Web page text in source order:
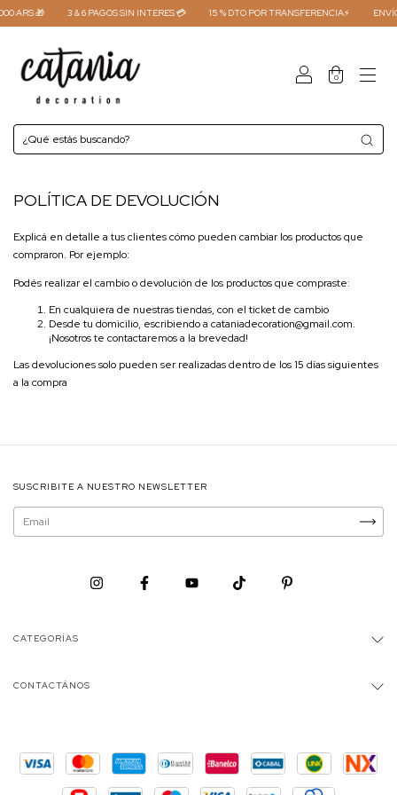
ARS 🎁 3 & 6 PAGOS SIN INTERES 💳 15 % DTO POR TRANSFERENCIA⚡
0
POLÍTICA DE DEVOLUCIÓN
Explicá en detalle a tus clientes cómo pueden cambiar los productos que
compraron. Por ejemplo:
Podés realizar el cambio o devolución de los productos que compraste:
En cualquiera de nuestras tiendas, con el ticket de cambio
Desde tu domicilio, escribiendo a cataniadecoration@gmail.com.
¡Nosotros te contactaremos a la brevedad!
Las devoluciones solo pueden ser realizadas dentro de los 15 días siguientes
a la compra
SUSCRIBITE A NUESTRO NEWSLETTER
CATEGORÍAS
CONTACTÁNOS